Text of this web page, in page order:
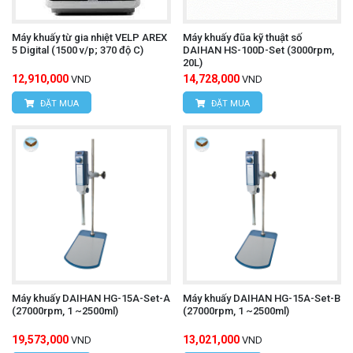
Dải tốc độ 10 – 550 vòng/phút linh hoạt, giúp dễ
dàng điều chỉnh theo quy trình khuấy trộn cần thiết.
Động cơ BLDC chất lượng cao
Động cơ DC không chổi than (Brushless DC) với
thiết kế bánh răng hành tinh giúp tăng mô-men
xoắn và ổn định tốc độ.
Mô-men xoắn tối đa ~800 N·cm, đảm bảo khả
năng khuấy tải nặng mà không bị quá tải.
Điều khiển kỹ thuật số chính xác
Bộ điều khiển PID kỹ thuật số giúp duy trì tốc độ
Máy khuấy từ gia nhiệt VELP AREX
5 Digital (1500 v/p; 370 độ C)
12,910,000 VND
ĐẶT MUA
Máy khuấy đũa kỹ thuật số
DAIHAN HS-100D-Set (3000rpm,
20L)
14,728,000 VND
ĐẶT MUA
Máy khuấy DAIHAN HG-15A-Set-A
(27000rpm, 1 ~2500ml)
19,573,000 VND
Máy khuấy DAIHAN HG-15A-Set-B
(27000rpm, 1 ~2500ml)
13,021,000 VND